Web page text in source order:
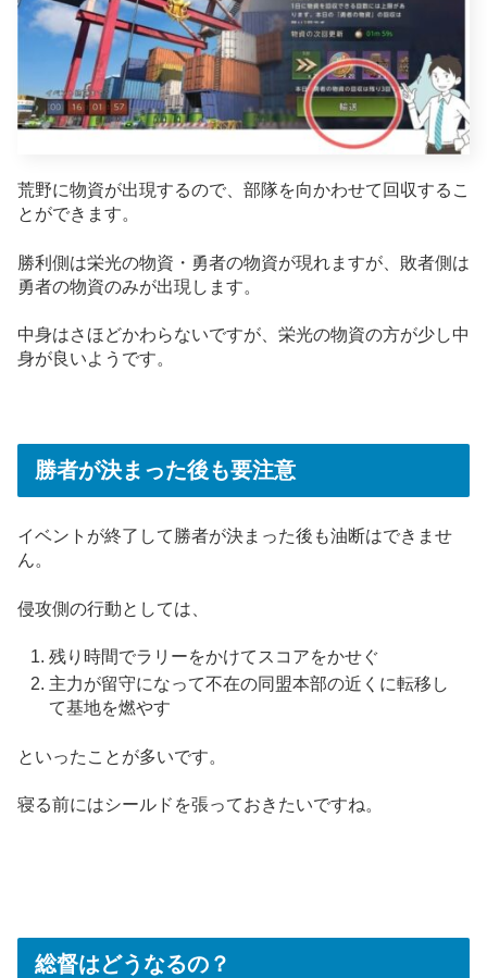
荒野に物資が出現するので、部隊を向かわせて回収するこ
とができます。
勝利側は栄光の物資・勇者の物資が現れますが、敗者側は
勇者の物資のみが出現します。
中身はさほどかわらないですが、栄光の物資の方が少し中
身が良いようです。
勝者が決まった後も要注意
イベントが終了して勝者が決まった後も油断はできませ
ん。
侵攻側の行動としては、
残り時間でラリーをかけてスコアをかせぐ
主力が留守になって不在の同盟本部の近くに転移し
て基地を燃やす
といったことが多いです。
寝る前にはシールドを張っておきたいですね。
総督はどうなるの？